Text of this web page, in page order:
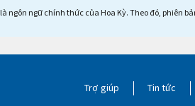
ngữ chính thức của Hoa Kỳ. Theo đó, phiên
Trợ giúp Tin tức